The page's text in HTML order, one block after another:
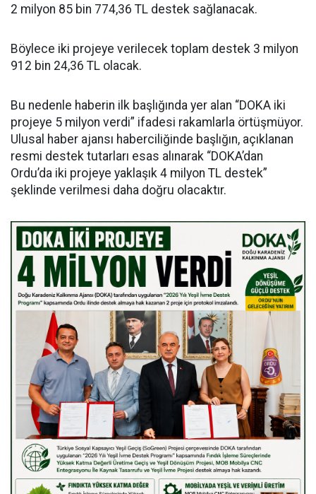
2 milyon 85 bin 774,36 TL destek sağlanacak.
Böylece iki projeye verilecek toplam destek 3 milyon
912 bin 24,36 TL olacak.
Bu nedenle haberin ilk başlığında yer alan “DOKA iki
projeye 5 milyon verdi” ifadesi rakamlarla örtüşmüyor.
Ulusal haber ajansı haberciliğinde başlığın, açıklanan
resmi destek tutarları esas alınarak “DOKA’dan
Ordu’da iki projeye yaklaşık 4 milyon TL destek”
şeklinde verilmesi daha doğru olacaktır.